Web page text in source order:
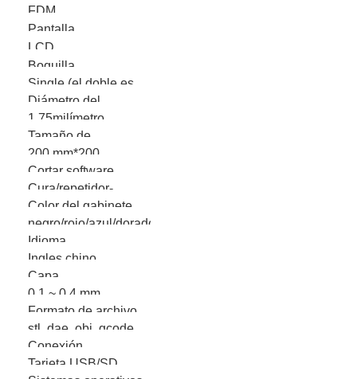
FDM
Pantalla
LCD
Boquilla
Single (el doble es
Diámetro del
1.75milímetro
Tamaño de
200 mm*200
Cortar software
Cura/repetidor-
Color del gabinete
negro/rojo/azul/dorado
Idioma
Ingles chino
Capa
0.1 ~ 0.4 mm
Formato de archivo
stl, dae, obj, gcode
Conexión
Tarjeta USB/SD